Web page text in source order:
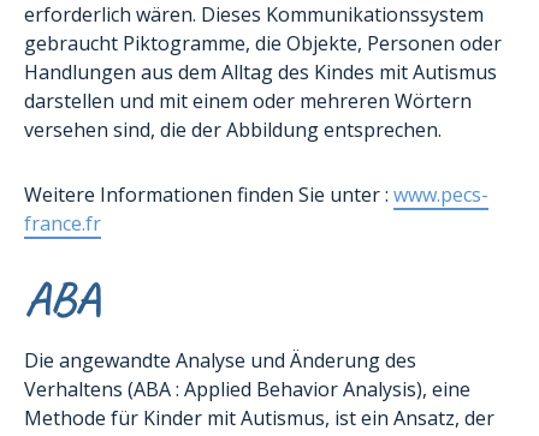
erforderlich wären. Dieses Kommunikationssystem
gebraucht Piktogramme, die Objekte, Personen oder
Handlungen aus dem Alltag des Kindes mit Autismus
darstellen und mit einem oder mehreren Wörtern
versehen sind, die der Abbildung entsprechen.
Weitere Informationen finden Sie unter : www.pecs-
france.fr
ABA
Die angewandte Analyse und Änderung des
Verhaltens (ABA : Applied Behavior Analysis), eine
Methode für Kinder mit Autismus, ist ein Ansatz, der